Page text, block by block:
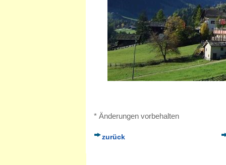
* Änderungen vorbehalten
zurück